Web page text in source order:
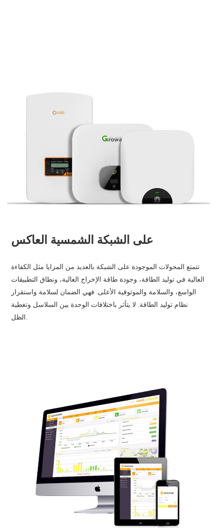
على الشبكة الشمسية العاكس
تتمتع المحولات الموجودة على الشبكة بالعديد من المزايا مثل الكفاءة
العالية في توليد الطاقة، وجودة طاقة الإخراج العالية، ونطاق التطبيقات
الواسع، والسلامة والموثوقية الأعلى. فهي الضمان لسلامة واستقرار
نظام توليد الطاقة. لا يتأثر باختلافات الوحدة بين السلاسل وتغطية